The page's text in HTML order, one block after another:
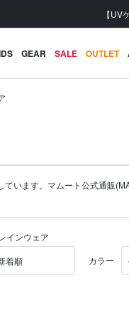
GEAR SALE OUTLET
います。マムート公式通販
インウェア
カラー